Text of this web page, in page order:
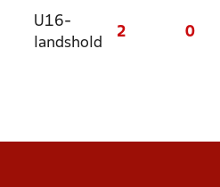
U16-
landshold
2 0